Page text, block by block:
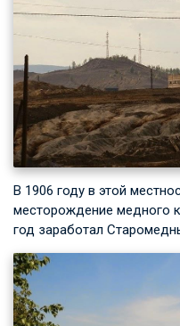
В 1906 году в этой
месторождение медного
год заработал